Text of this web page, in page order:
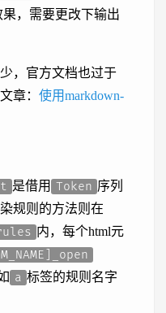
，需要更改下输出
，官方文档也过于
章： 使用markdown-
是借用 Token 序列
规则的方法则在
内，每个html元
a 标签的规则名字